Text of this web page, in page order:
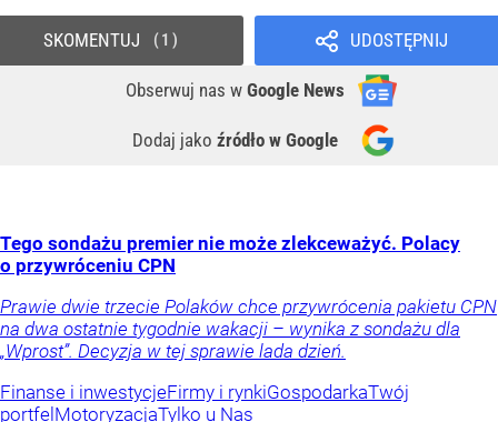
UDOSTĘPNIJ
Obserwuj nas w Google News
Dodaj jako źródło w Google
SKOMENTUJ 1
Tego sondażu premier nie może zlekceważyć. Polacy
o przywróceniu CPN
Prawie dwie trzecie Polaków chce przywrócenia pakietu CPN
na dwa ostatnie tygodnie wakacji – wynika z sondażu dla
„Wprost”. Decyzja w tej sprawie lada dzień.
Finanse i inwestycjeFirmy i rynkiGospodarkaTwój
portfelMotoryzacjaTylko u Nas